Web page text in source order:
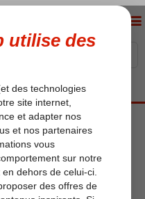
Mosaique Hotel